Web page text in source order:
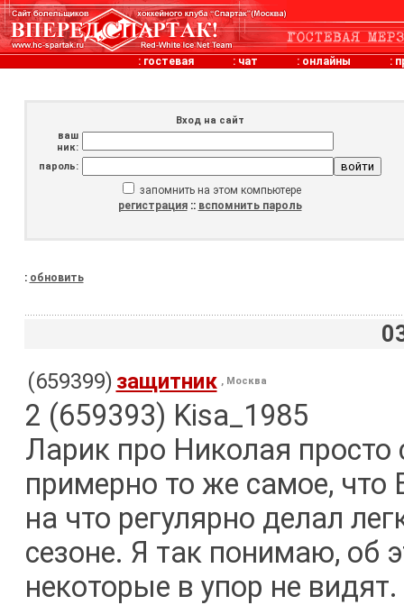
: гостевая : чат : онлайны :
Вход на сайт
ваш
ник:
пароль:
запомнить на этом компьютере
регистрация:: вспомнить пароль
: обновить
(659399) защитник , Москва
2 (659393) Kisa_1985
Ларик про Николая
примерно то же самое, что
на что регулярно делал
сезоне. Я так понимаю, об
некоторые в упор не видят.